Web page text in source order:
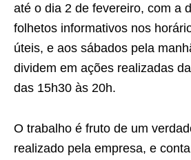
até o dia 2 de fevereiro, com a
folhetos informativos nos
úteis, e aos sábados pela
dividem em ações realizadas
das 15h30 às 20h.
O trabalho é fruto de um
realizado pela empresa, e